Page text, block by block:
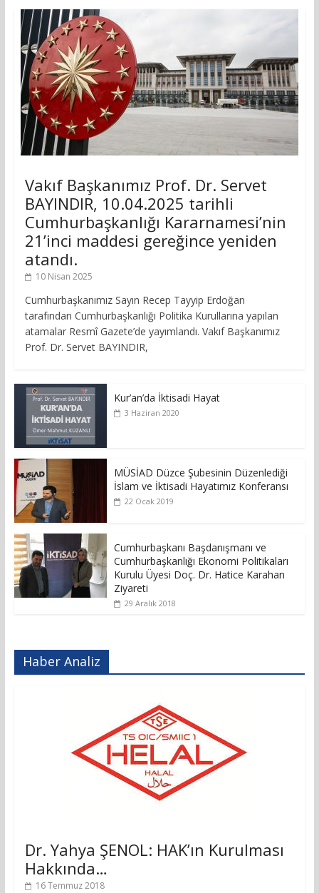
Vakıf Başkanımız Prof. Dr. Servet
BAYINDIR, 10.04.2025 tarihli
Cumhurbaşkanlığı Kararnamesi’nin
21’inci maddesi gereğince yeniden
atandı.
10 Nisan 2025
Cumhurbaşkanımız Sayın Recep Tayyip Erdoğan
tarafından Cumhurbaşkanlığı Politika Kurullarına yapılan
atamalar Resmî Gazete’de yayımlandı. Vakıf Başkanımız
Prof. Dr. Servet BAYINDIR,
Kur’an’da İktisadi Hayat
3 Haziran 2020
MÜSİAD Düzce Şubesinin Düzenlediği
İslam ve İktisadi Hayatımız Konferansı
22 Ocak 2019
Cumhurbaşkanı Başdanışmanı ve
Cumhurbaşkanlığı Ekonomi Politikaları
Kurulu Üyesi Doç. Dr. Hatice Karahan
Ziyareti
29 Aralık 2018
Haber Analiz
Dr. Yahya ŞENOL: HAK’ın Kurulması
Hakkında…
16 Temmuz 2018